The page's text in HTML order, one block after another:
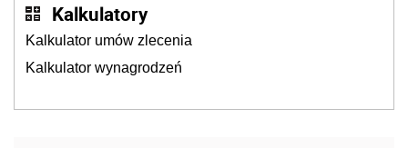
Kalkulatory
Kalkulator umów zlecenia
Kalkulator wynagrodzeń